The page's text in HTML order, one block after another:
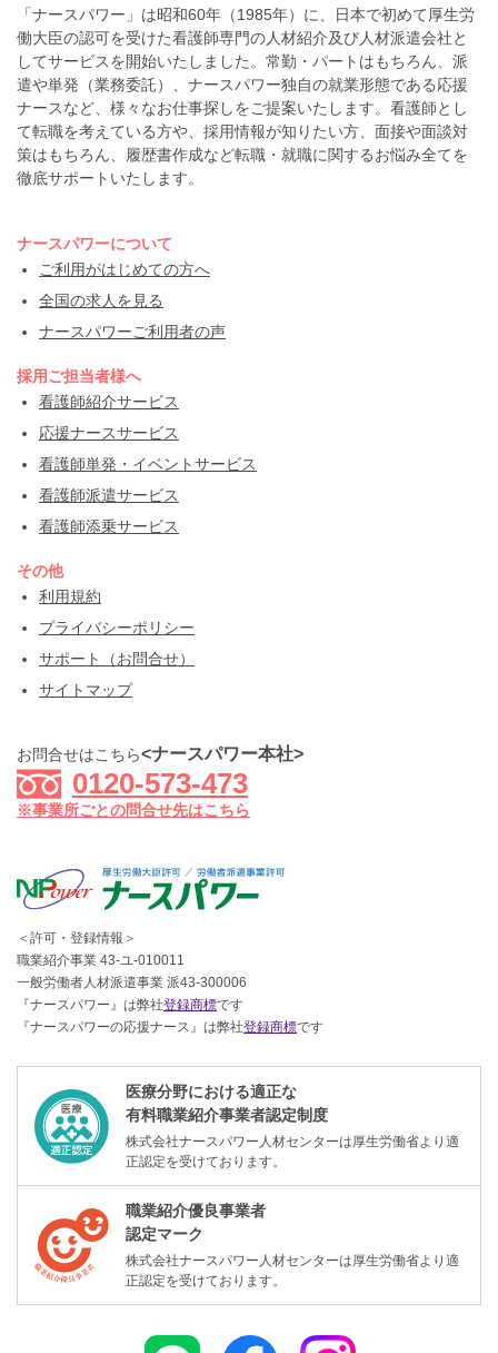
「ナースパワー」は昭和60年（1985年）に、日本で初めて厚生労
働大臣の認可を受けた看護師専門の人材紹介及び人材派遣会社と
してサービスを開始いたしました。常勤・パートはもちろん、派
遣や単発（業務委託）、ナースパワー独自の就業形態である応援
ナースなど、様々なお仕事探しをご提案いたします。看護師とし
て転職を考えている方や、採用情報が知りたい方、面接や面談対
策はもちろん、履歴書作成など転職・就職に関するお悩み全てを
徹底サポートいたします。
ナースパワーについて
ご利用がはじめての方へ
全国の求人を見る
ナースパワーご利用者の声
採用ご担当者様へ
看護師紹介サービス
応援ナースサービス
看護師単発・イベントサービス
看護師派遣サービス
看護師添乗サービス
その他
利用規約
プライバシーポリシー
サポート（お問合せ）
サイトマップ
お問合せはこちら<ナースパワー本社>
0120-573-473
※事業所ごとの問合せ先はこちら
＜許可・登録情報＞
職業紹介事業 43-ユ-010011
一般労働者人材派遣事業 派43-300006
『ナースパワー』は弊社登録商標です
『ナースパワーの応援ナース』は弊社登録商標です
医療分野における適正な
有料職業紹介事業者認定制度
株式会社ナースパワー人材センターは厚生労働省より適
正認定を受けております。
職業紹介優良事業者
認定マーク
株式会社ナースパワー人材センターは厚生労働省より適
正認定を受けております。